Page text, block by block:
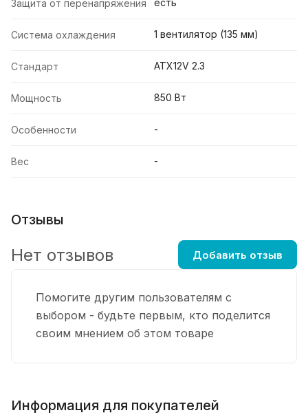
Защита от перенапряжения есть
Система охлаждения 1 вентилятор (135 мм)
Стандарт ATX12V 2.3
Мощность 850 Вт
Особенности -
Вес -
Отзывы
Помогите другим пользователям с
выбором - будьте первым, кто поделится
своим мнением об этом товаре
Нет отзывов Добавить отзыв
Информация для покупателей